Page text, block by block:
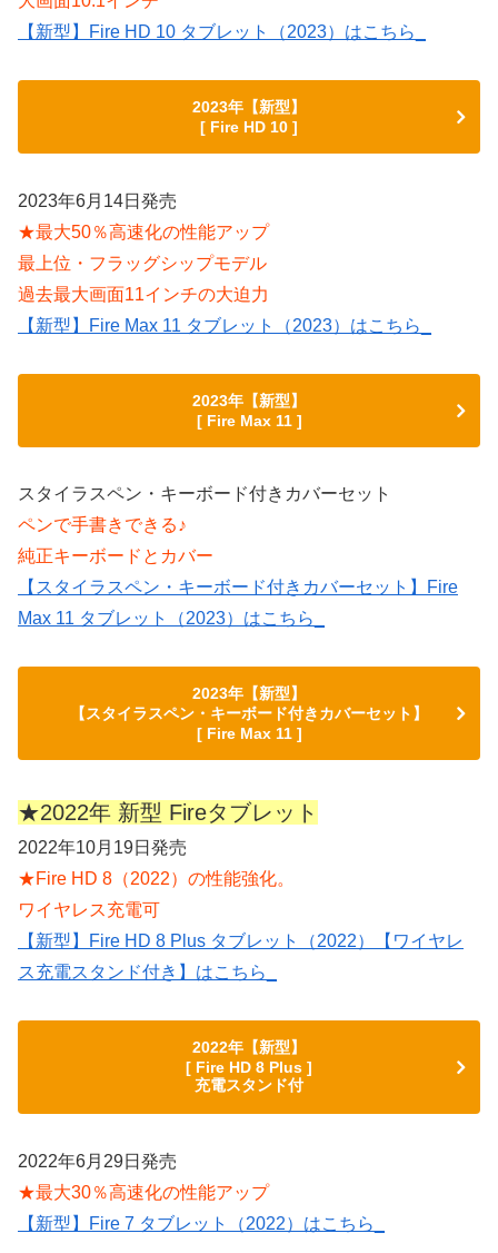
【新型】Fire HD 10 タブレット（2023）はこちら_
2023年【新型】
[ Fire HD 10 ]
2023年6月14日発売
★最大50％高速化の性能アップ
最上位・フラッグシップモデル
過去最大画面11インチの大迫力
【新型】Fire Max 11 タブレット（2023）はこちら_
2023年【新型】
[ Fire Max 11 ]
スタイラスペン・キーボード付きカバーセット
ペンで手書きできる♪
純正キーボードとカバー
【スタイラスペン・キーボード付きカバーセット】Fire
Max 11 タブレット（2023）はこちら_
2023年【新型】
【スタイラスペン・キーボード付きカバーセット】
[ Fire Max 11 ]
★2022年 新型 Fireタブレット
2022年10月19日発売
★Fire HD 8（2022）の性能強化。
ワイヤレス充電可
【新型】Fire HD 8 Plus タブレット（2022）【ワイヤレ
ス充電スタンド付き】はこちら_
2022年【新型】
[ Fire HD 8 Plus ]
充電スタンド付
2022年6月29日発売
★最大30％高速化の性能アップ
【新型】Fire 7 タブレット（2022）はこちら_